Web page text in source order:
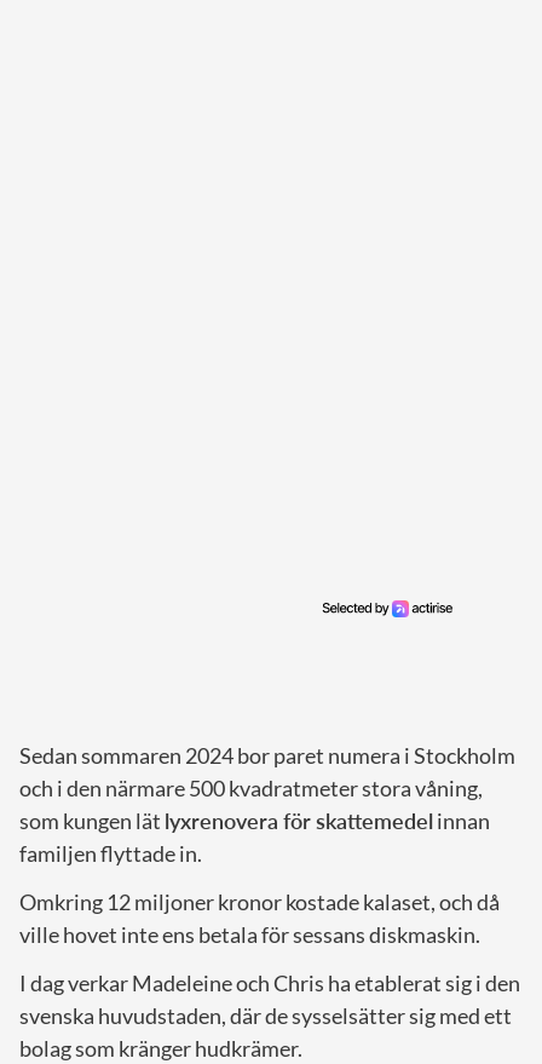
Sedan sommaren 2024 bor paret numera i Stockholm
och i den närmare 500 kvadratmeter stora våning,
som kungen lät lyxrenovera för skattemedelinnan
familjen flyttade in.
Omkring 12 miljoner kronor kostade kalaset, och då
ville hovet inte ens betala för sessans diskmaskin.
I dag verkar Madeleine och Chris ha etablerat sig i den
svenska huvudstaden, där de sysselsätter sig med ett
bolag som kränger hudkrämer.